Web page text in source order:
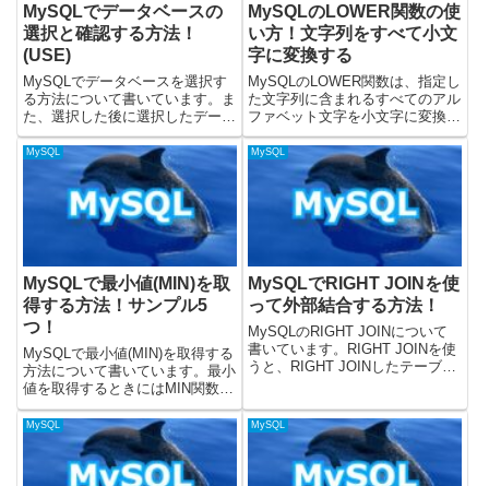
MySQLでデータベースの
選択と確認する方法！
(USE)
MySQLでデータベースを選択す
る方法について書いています。ま
た、選択した後に選択したデータ
ベースを取得する方法についても
書いています。MySQLのバージ
ョン8.0.32で、動作を検証してい
ます。データベースを選択する方
法MySQLでデータ...
MySQLのLOWER関数の使
い方！文字列をすべて小文
字に変換する
MySQLのLOWER関数は、指定し
た文字列に含まれるすべてのアル
ファベット文字を小文字に変換す
るために使用されます。データの
正規化、検索時の大文字・小文字
の区別をなくす（ケースインセン
シティブ検索）、レポートの体裁
を整えるなど、文字列の操...
MySQL
MySQLで最小値(MIN)を取
得する方法！サンプル5
つ！
MySQLで最小値(MIN)を取得する
方法について書いています。最小
値を取得するときにはMIN関数を
使うと良いです。載せているSQL
はMySQLのバージョン8.0.31で
確認しました。公式ドキュメント
ではこちらに記載がありました。
MIN関数...
MySQL
MySQLでRIGHT JOINを使
って外部結合する方法！
MySQLのRIGHT JOINについて
書いています。RIGHT JOINを使
うと、RIGHT JOINしたテーブル
8.0.33で、動作を検証しました。
MySQLでRIGHT JO...
MySQL MySQL